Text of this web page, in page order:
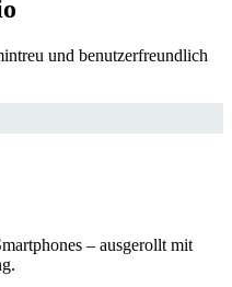
und benutzerfreundlich
– ausgerollt mit